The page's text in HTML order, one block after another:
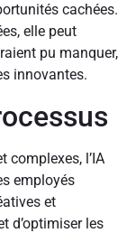
cachées.
elle peut
pu manquer,
innovantes.
complexes, l’IA
employés
et
d’optimiser les